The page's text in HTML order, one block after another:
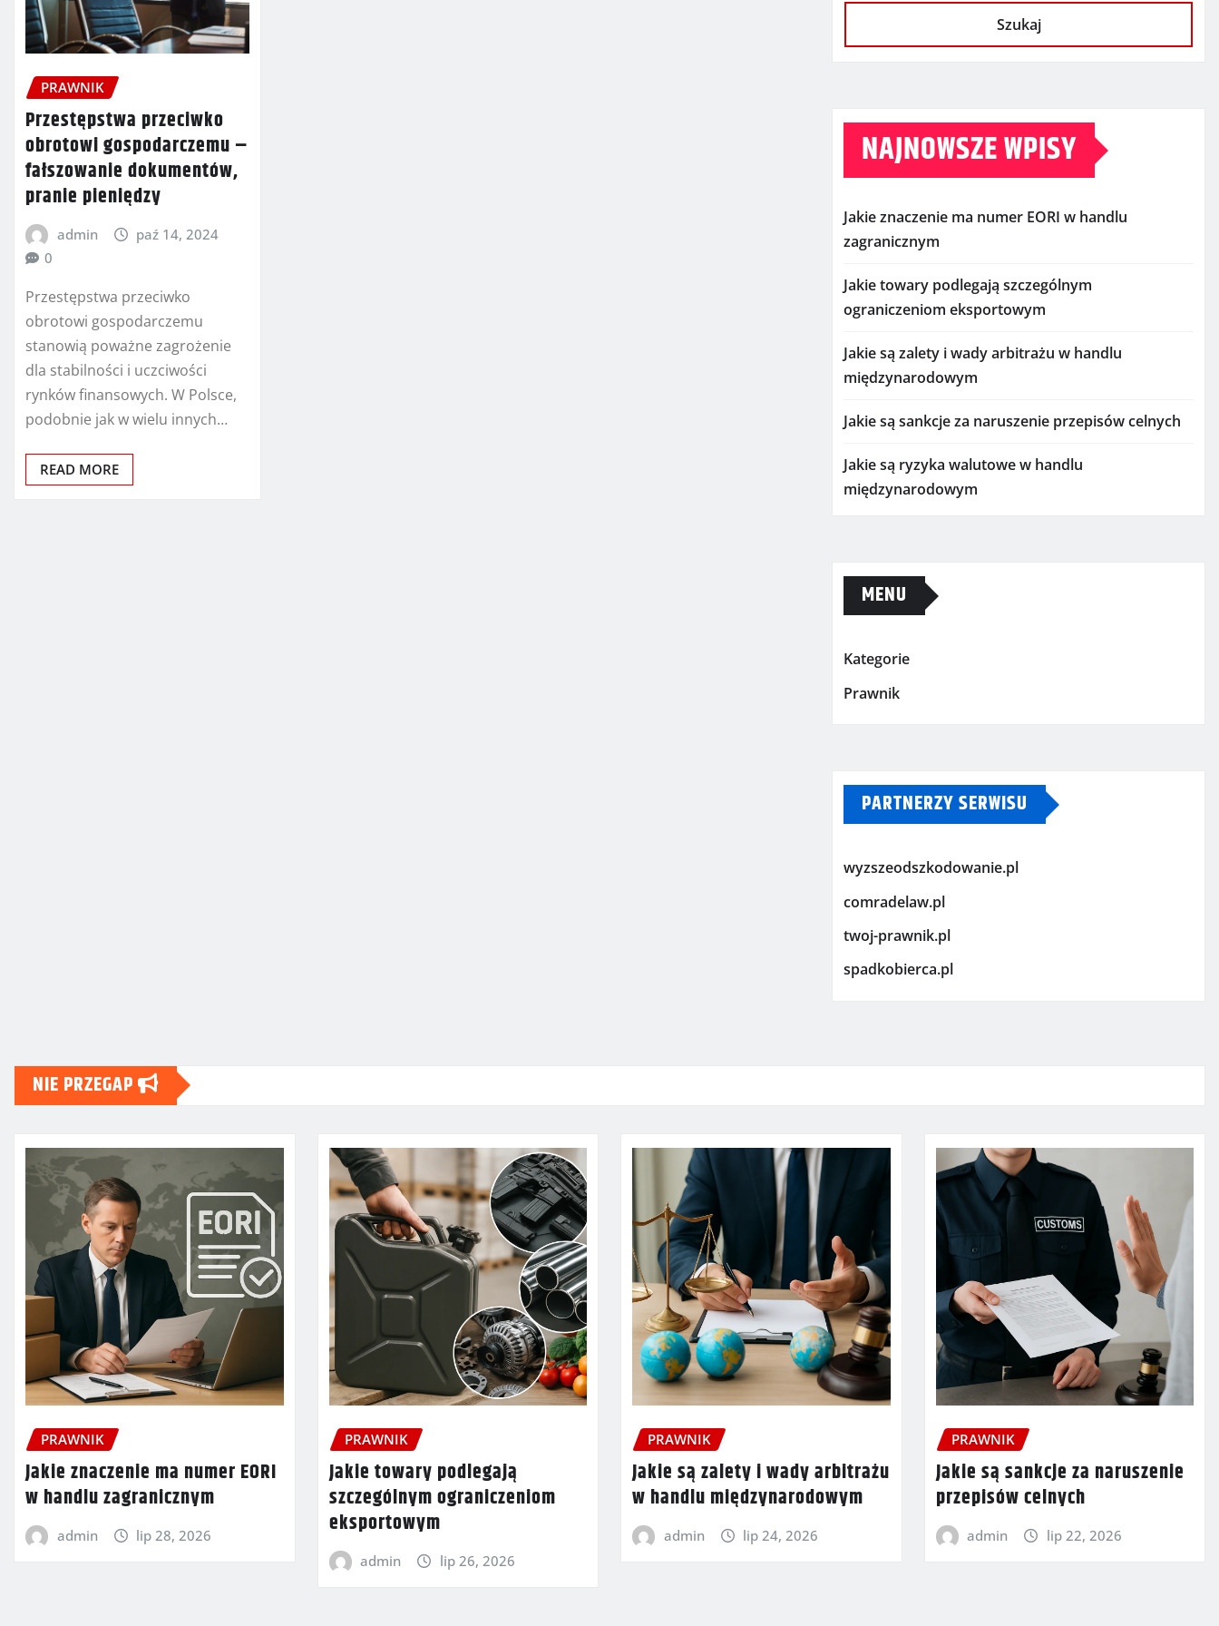
PRAWNIK
Przestępstwa przeciwko
obrotowi gospodarczemu –
fałszowanie dokumentów,
pranie pieniędzy
admin
paź 14, 2024
0
Przestępstwa przeciwko
obrotowi gospodarczemu
stanowią poważne zagrożenie
dla stabilności i uczciwości
rynków finansowych. W Polsce,
podobnie jak w wielu innych…
READ MORE
Szukaj
NAJNOWSZE WPISY
Jakie znaczenie ma numer EORI w handlu
zagranicznym
Jakie towary podlegają szczególnym
ograniczeniom eksportowym
Jakie są zalety i wady arbitrażu w handlu
międzynarodowym
Jakie są sankcje za naruszenie przepisów celnych
Jakie są ryzyka walutowe w handlu
międzynarodowym
MENU
Kategorie
Prawnik
PARTNERZY SERWISU
wyzszeodszkodowanie.pl
comradelaw.pl
twoj-prawnik.pl
spadkobierca.pl
NIE PRZEGAP
PRAWNIK
Jakie znaczenie ma numer EORI
w handlu zagranicznym
admin lip 28, 2026
PRAWNIK
Jakie towary podlegają
szczególnym ograniczeniom
eksportowym
admin lip 26, 2026
PRAWNIK
Jakie są zalety i wady arbitrażu
w handlu międzynarodowym
admin lip 24, 2026
PRAWNIK
Jakie są sankcje za naruszenie
przepisów celnych
admin lip 22, 2026